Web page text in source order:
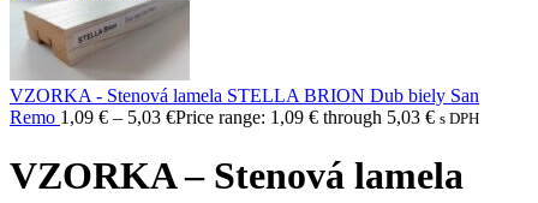
VZORKA - Stenová lamela STELLA BRION Dub biely San
Remo 1,09 € – 5,03 €Price range: 1,09 € through 5,03 € s DPH
VZORKA – Stenová lamela